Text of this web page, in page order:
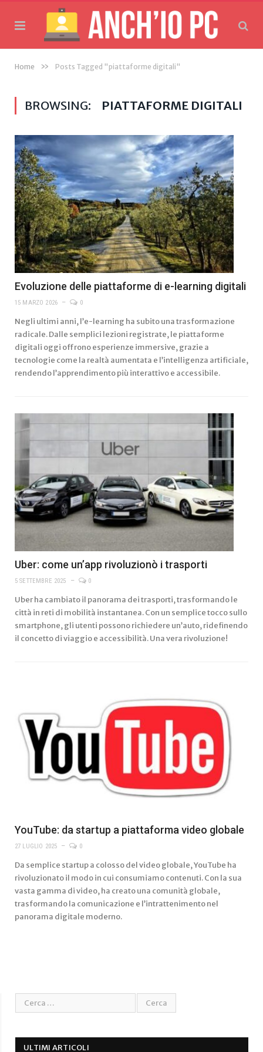
Home » Posts Tagged "piattaforme digitali"
BROWSING: PIATTAFORME DIGITALI
Evoluzione delle piattaforme di e-learning digitali
15 MARZO 2026 0
Negli ultimi anni, l’e-learning ha subito una trasformazione
radicale. Dalle semplici lezioni registrate, le piattaforme
digitali oggi offrono esperienze immersive, grazie a
tecnologie come la realtà aumentata e l’intelligenza artificiale,
rendendo l’apprendimento più interattivo e accessibile.
Uber: come un’app rivoluzionò i trasporti
5 SETTEMBRE 2025 0
Uber ha cambiato il panorama dei trasporti, trasformando le
città in reti di mobilità instantanea. Con un semplice tocco sullo
smartphone, gli utenti possono richiedere un’auto, ridefinendo
il concetto di viaggio e accessibilità. Una vera rivoluzione!
YouTube: da startup a piattaforma video globale
27 LUGLIO 2025 0
Da semplice startup a colosso del video globale, YouTube ha
rivoluzionato il modo in cui consumiamo contenuti. Con la sua
vasta gamma di video, ha creato una comunità globale,
trasformando la comunicazione e l’intrattenimento nel
panorama digitale moderno.
ULTIMI ARTICOLI